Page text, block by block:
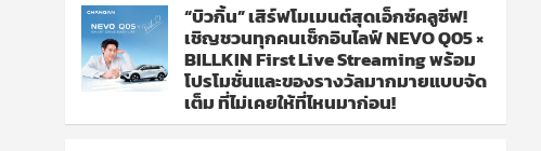
“บิวกิ้น” เสิร์ฟโมเมนต์สุดเอ็กซ์คลูซีฟ!
เชิญชวนทุกคนเช็กอินไลฟ์ NEVO Q05 ×
BILLKIN First Live Streaming พร้อม
โปรโมชั่นและของรางวัลมากมายแบบจัด
เต็ม ที่ไม่เคยให้ที่ไหนมาก่อน!